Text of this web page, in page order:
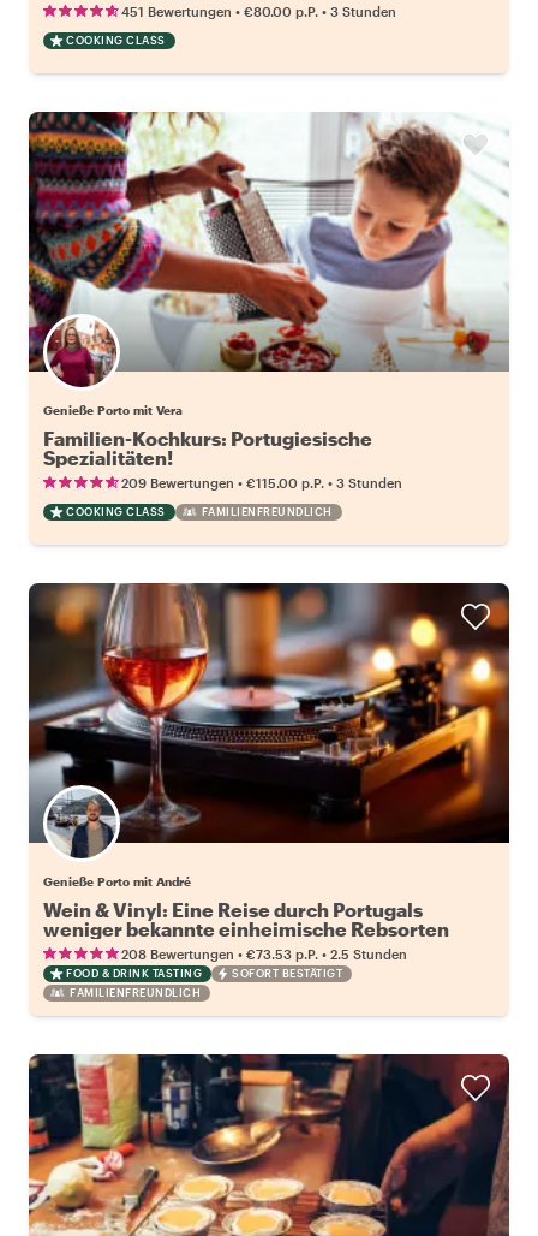
451 Bewertungen • €80.00 p.P. • 3 Stunden
COOKING CLASS
Genieße Porto mit Vera
Familien-Kochkurs: Portugiesische
Spezialitäten!
209 Bewertungen • €115.00 p.P. • 3 Stunden
COOKING CLASS FAMILIENFREUNDLICH
Genieße Porto mit André
Wein & Vinyl: Eine Reise durch Portugals
weniger bekannte einheimische Rebsorten
208 Bewertungen • €73.53 p.P. • 2.5 Stunden
FOOD & DRINK TASTING
SOFORT BESTÄTIGT
FAMILIENFREUNDLICH